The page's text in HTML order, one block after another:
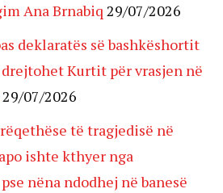
Ana Brnabiq 29/07/2026
deklaratës së bashkëshortit
Kurtit për vrasjen në
29/07/2026
të tragjedisë në
ishte kthyer nga
nëna ndodhej në banesë